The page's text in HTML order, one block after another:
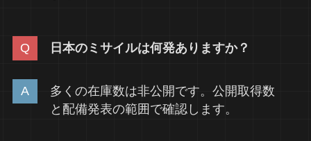
日本のミサイルは何発ありますか？
多くの在庫数は非公開です。公開取得数
と配備発表の範囲で確認します。